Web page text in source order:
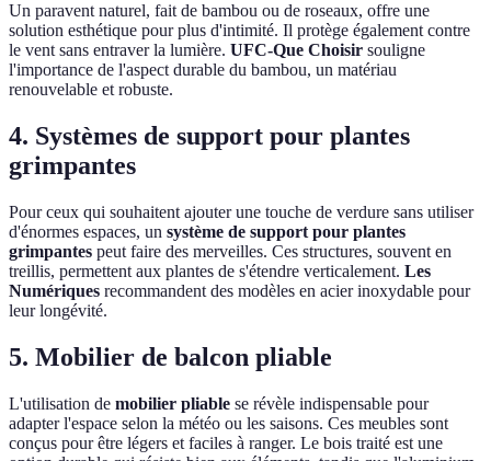
Un paravent naturel, fait de bambou ou de roseaux, offre une
solution esthétique pour plus d'intimité. Il protège également contre
le vent sans entraver la lumière. UFC-Que Choisir souligne
l'importance de l'aspect durable du bambou, un matériau
renouvelable et robuste.
4. Systèmes de support pour plantes
grimpantes
Pour ceux qui souhaitent ajouter une touche de verdure sans utiliser
d'énormes espaces, un système de support pour plantes
grimpantes peut faire des merveilles. Ces structures, souvent en
treillis, permettent aux plantes de s'étendre verticalement. Les
Numériques recommandent des modèles en acier inoxydable pour
leur longévité.
5. Mobilier de balcon pliable
L'utilisation de mobilier pliable se révèle indispensable pour
adapter l'espace selon la météo ou les saisons. Ces meubles sont
conçus pour être légers et faciles à ranger. Le bois traité est une